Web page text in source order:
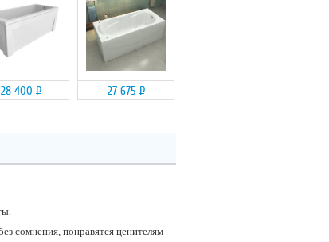
28 400 Р 27 675 Р
сомнения, понравятся ценителям